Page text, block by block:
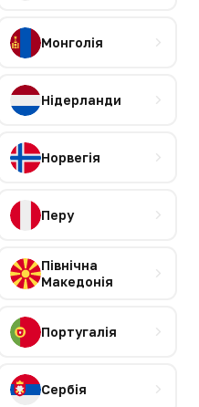
Монголія
Нідерланди
Норвегія
Перу
Північна
Македонія
Португалія
Сербія